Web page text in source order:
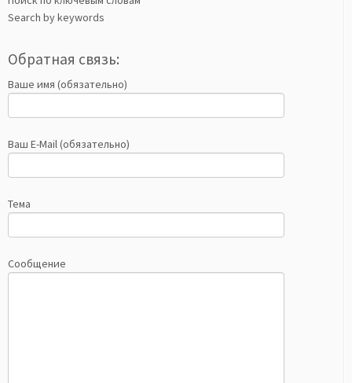
Search by keywords
Обратная связь:
Ваше имя (обязательно)
Ваш E-Mail (обязательно)
Тема
Сообщение